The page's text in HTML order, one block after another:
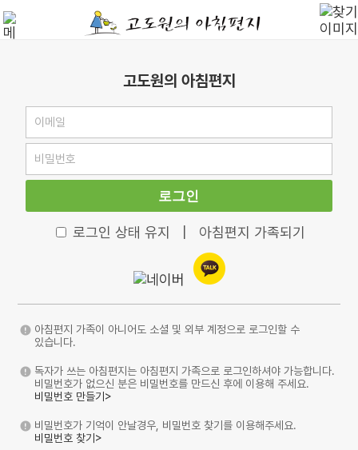
고도원의 아침편지
로그인
로그인 상태 유지 아침편지 가족되기
아침편지 가족이 아니어도 소셜 및 외부 계정으로 로그인할 수
있습니다.
독자가 쓰는 아침편지는 아침편지 가족으로 로그인하셔야 가능합니다.
비밀번호가 없으신 분은 비밀번호를 만드신 후에 이용해 주세요.
비밀번호 만들기>
비밀번호가 기억이 안날경우, 비밀번호 찾기를 이용해주세요.
비밀번호 찾기>